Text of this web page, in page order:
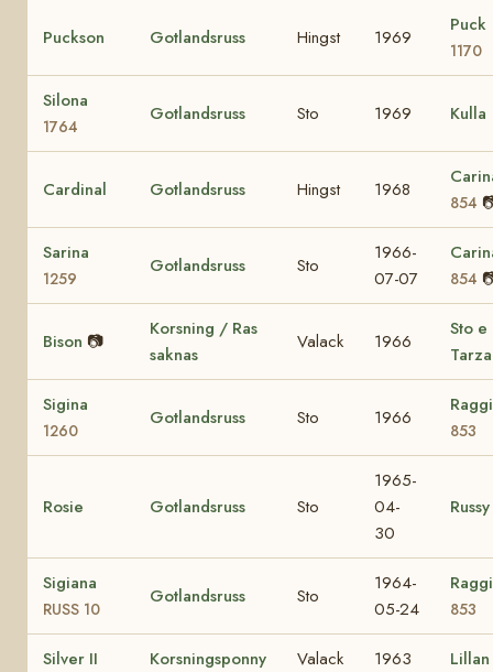
Puckson Gotlandsruss Hingst 1969
Puck
1170
Silona
1764
Gotlandsruss Sto 1969 Kulla
Cardinal Gotlandsruss Hingst 1968
854
Sarina
1259
Gotlandsruss Sto
1966-
07-07
854
Bison 📷
Korsning / Ras
saknas
Valack 1966
Sto e
Sigina
1260
Gotlandsruss Sto 1966
853
Rosie Gotlandsruss Sto
1965-
04-
30
Russy
Sigiana
RUSS 10
Gotlandsruss Sto
1964-
05-24
853
Silver II Korsningsponny Valack 1963 Lillan